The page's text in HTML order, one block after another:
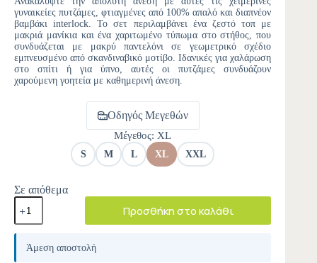
γυναικείες πυτζάμες, φτιαγμένες από 100% απαλό και διαπνέον
βαμβάκι interlock. Το σετ περιλαμβάνει ένα ζεστό τοπ με
μακριά μανίκια και ένα χαριτωμένο τύπωμα στο στήθος, που
συνδυάζεται με μακρύ παντελόνι σε γεωμετρικό σχέδιο
εμπνευσμένο από σκανδιναβικό μοτίβο. Ιδανικές για χαλάρωση
στο σπίτι ή για ύπνο, αυτές οι πυτζάμες συνδυάζουν
χαρούμενη γοητεία με καθημερινή άνεση.
Οδηγός Μεγεθών
Μέγεθος: XL
S M L XL XXL
Σε απόθεμα
Προσθήκη στο καλάθι
A
Άμεση αποστολή